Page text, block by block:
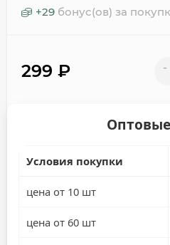
+29 бонус(ов) за
299 ₽ -
Условия покупки
цена от 10 шт
цена от 60 шт